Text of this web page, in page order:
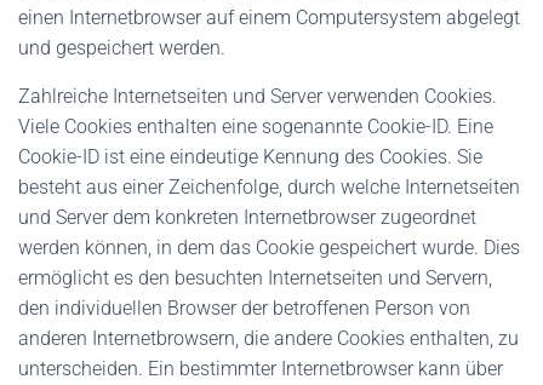
einen Internetbrowser auf einem Computersystem abgelegt
und gespeichert werden.
Zahlreiche Internetseiten und Server verwenden Cookies.
Viele Cookies enthalten eine sogenannte Cookie-ID. Eine
Cookie-ID ist eine eindeutige Kennung des Cookies. Sie
besteht aus einer Zeichenfolge, durch welche Internetseiten
und Server dem konkreten Internetbrowser zugeordnet
werden können, in dem das Cookie gespeichert wurde. Dies
ermöglicht es den besuchten Internetseiten und Servern,
den individuellen Browser der betroffenen Person von
anderen Internetbrowsern, die andere Cookies enthalten, zu
unterscheiden. Ein bestimmter Internetbrowser kann über